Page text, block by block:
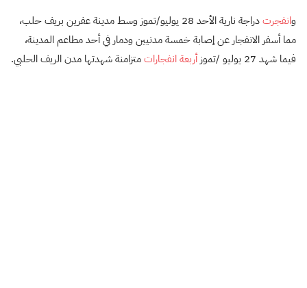
وانفجرت
دراجة نارية الأحد 28 يوليو/تموز وسط مدينة عفرين بريف حلب،
مما أسفر الانفجار عن إصابة خمسة مدنيين ودمار في أحد مطاعم المدينة،
فيما شهد 27 يوليو /تموز
أربعة انفجاراتمتزامنة شهدتها مدن الريف الحلبي.